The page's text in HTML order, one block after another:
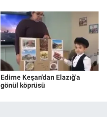
Edirne Keşan'dan Elazığ'a
gönül köprüsü